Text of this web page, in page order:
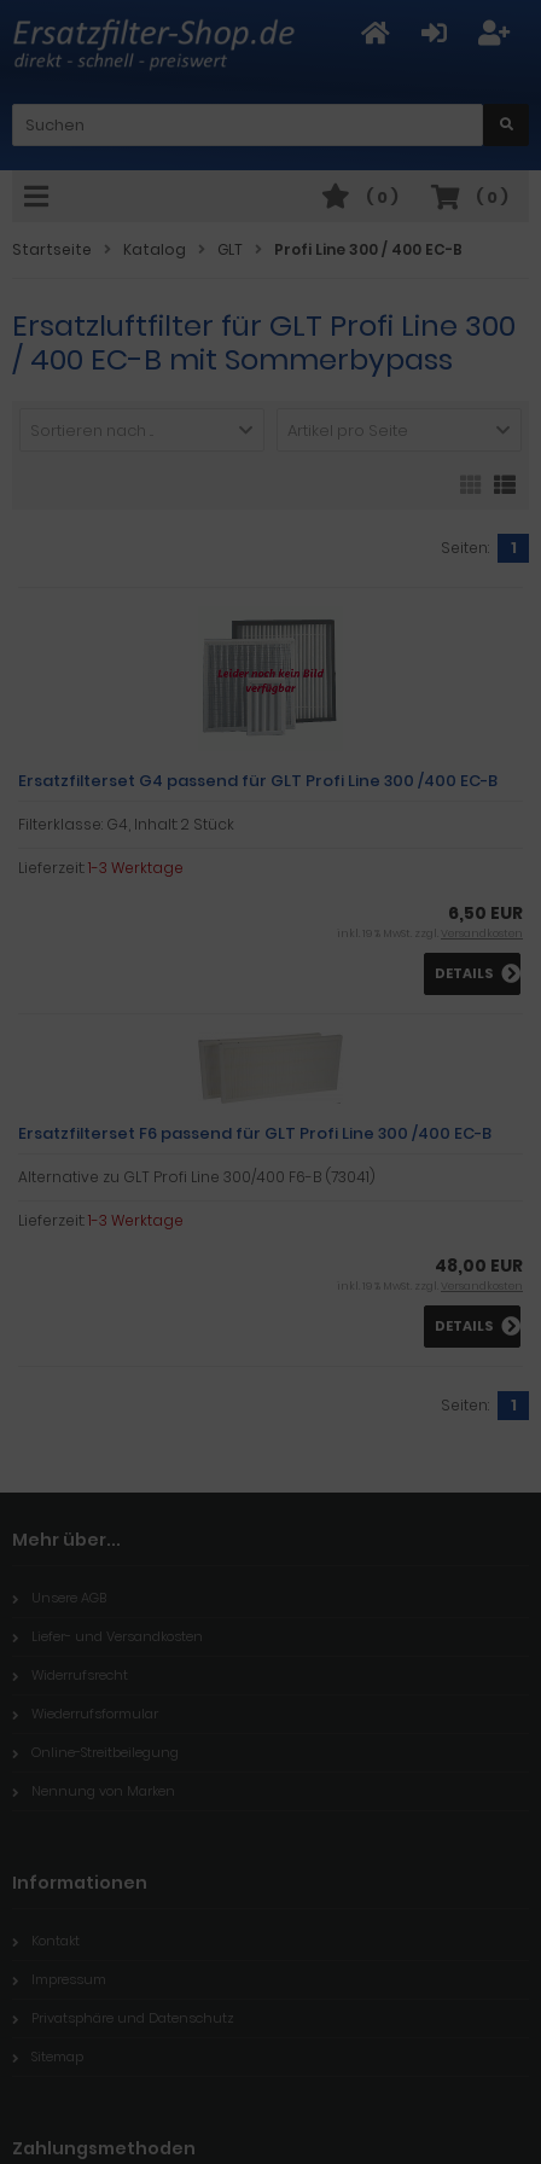
( 0 )
( 0 )
Startseite Katalog GLT Profi Line 300 / 400 EC-B
Ersatzluftfilter für GLT Profi Line 300
/ 400 EC-B mit Sommerbypass
Sortieren nach ... Artikel pro Seite
Seiten: 1
Ersatzfilterset G4 passend für GLT Profi Line 300 /400 EC-B
Filterklasse: G4, Inhalt: 2 Stück
Lieferzeit:1-3 Werktage
6,50 EUR
inkl. 19 % MwSt. zzgl. Versandkosten
DETAILS
Ersatzfilterset F6 passend für GLT Profi Line 300 /400 EC-B
Alternative zu GLT Profi Line 300/400 F6-B (73041)
Lieferzeit:1-3 Werktage
48,00 EUR
inkl. 19 % MwSt. zzgl. Versandkosten
DETAILS
Seiten: 1
Mehr über...
Unsere AGB
Liefer- und Versandkosten
Widerrufsrecht
Wiederrufsformular
Online-Streitbeilegung
Nennung von Marken
Informationen
Kontakt
Impressum
Privatsphäre und Datenschutz
Sitemap
Zahlungsmethoden